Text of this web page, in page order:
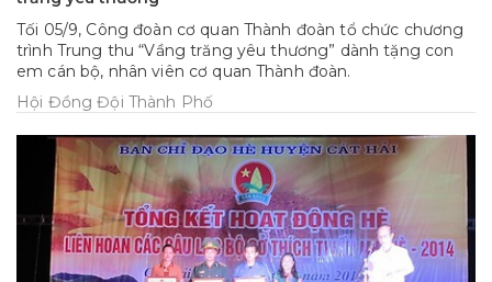
Tối 05/9, Công đoàn cơ quan Thành đoàn tổ chức chương
trình Trung thu “Vầng trăng yêu thương” dành tặng con
em cán bộ, nhân viên cơ quan Thành đoàn.
Hội Đồng Đội Thành Phố